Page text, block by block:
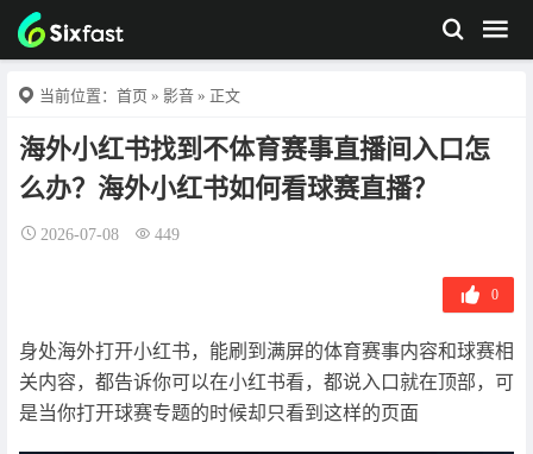
当前位置： 首页 » 影音 » 正文
海外小红书找到不体育赛事直播间入口怎
么办？海外小红书如何看球赛直播？
2026-07-08 449
0
身处海外打开小红书，能刷到满屏的体育赛事内容和球赛相
关内容，都告诉你可以在小红书看，都说入口就在顶部，可
是当你打开球赛专题的时候却只看到这样的页面